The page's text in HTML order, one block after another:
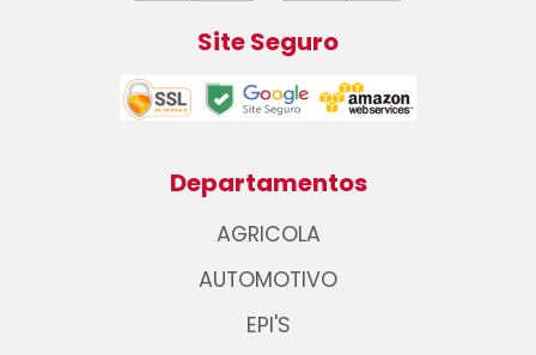
Site Seguro
Departamentos
AGRICOLA
AUTOMOTIVO
EPI'S